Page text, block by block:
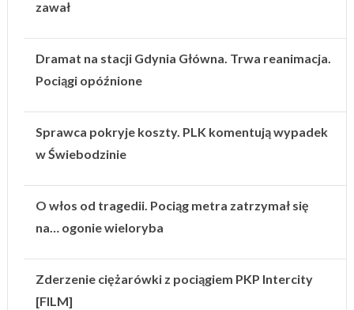
zawał
Dramat na stacji Gdynia Główna. Trwa reanimacja.
Pociągi opóźnione
Sprawca pokryje koszty. PLK komentują wypadek
w Świebodzinie
O włos od tragedii. Pociąg metra zatrzymał się
na… ogonie wieloryba
Zderzenie ciężarówki z pociągiem PKP Intercity
[FILM]